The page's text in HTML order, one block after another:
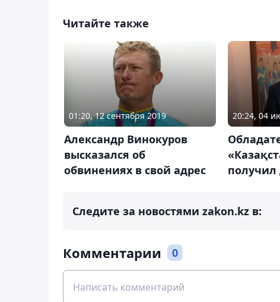
Читайте также
01:20, 12 сентября 2019
Александр Винокуров
высказался об
обвинениях в свой адрес
20:24, 04
получил
Следите за новостями zakon.kz в:
Комментарии 0